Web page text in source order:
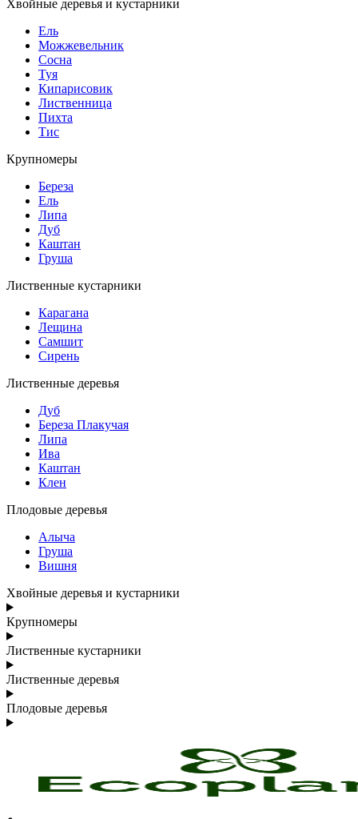
Хвойные деревья и кустарники
Ель
Можжевельник
Сосна
Туя
Кипарисовик
Лиственница
Пихта
Тис
Крупномеры
Береза
Ель
Липа
Дуб
Каштан
Груша
Лиственные кустарники
Карагана
Лещина
Самшит
Сирень
Лиственные деревья
Дуб
Береза Плакучая
Липа
Ива
Каштан
Клен
Плодовые деревья
Алыча
Груша
Вишня
Хвойные деревья и кустарники
Крупномеры
Лиственные кустарники
Лиственные деревья
Плодовые деревья